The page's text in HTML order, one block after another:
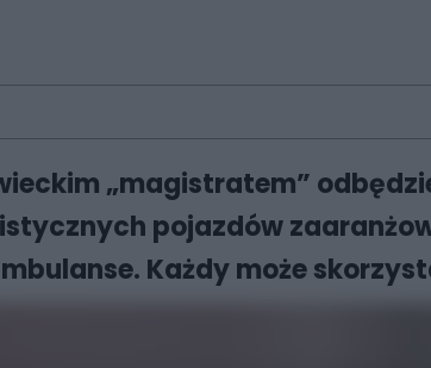
„magistratem”
pojazdów
Każdy może